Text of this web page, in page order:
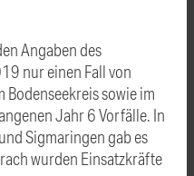
Angaben des
nur einen Fall von
Bodenseekreis sowie im
Jahr 6 Vorfälle. In
Sigmaringen gab es
wurden Einsatzkräfte